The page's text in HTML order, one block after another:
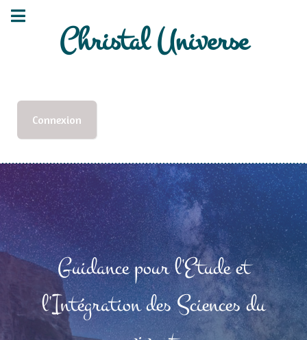
Christal Universe
Connexion
Guidance pour l'Etude et
l'Intégration des Sciences du